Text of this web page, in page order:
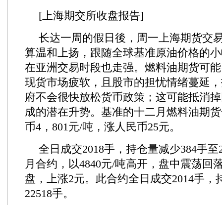
[上海期交所收盘报告]
长达一周的假日後，周一上海期货交
算温和上扬，跟随全球基准原油价格的
在亚洲交易时段也走强。燃料油期货可
现货市场疲软，且股市的担忧情绪蔓延
府不会很快放松货币政策；这可能抵消
成的潜在升势。基准的十二月燃料油期
币4，801元/吨，涨人民币25元。
全日成交2018手，持仓量减少384手至
月合约，以4840元/吨高开，盘中震荡回
盘，上涨2元。此合约全日成交2014手，
22518手。